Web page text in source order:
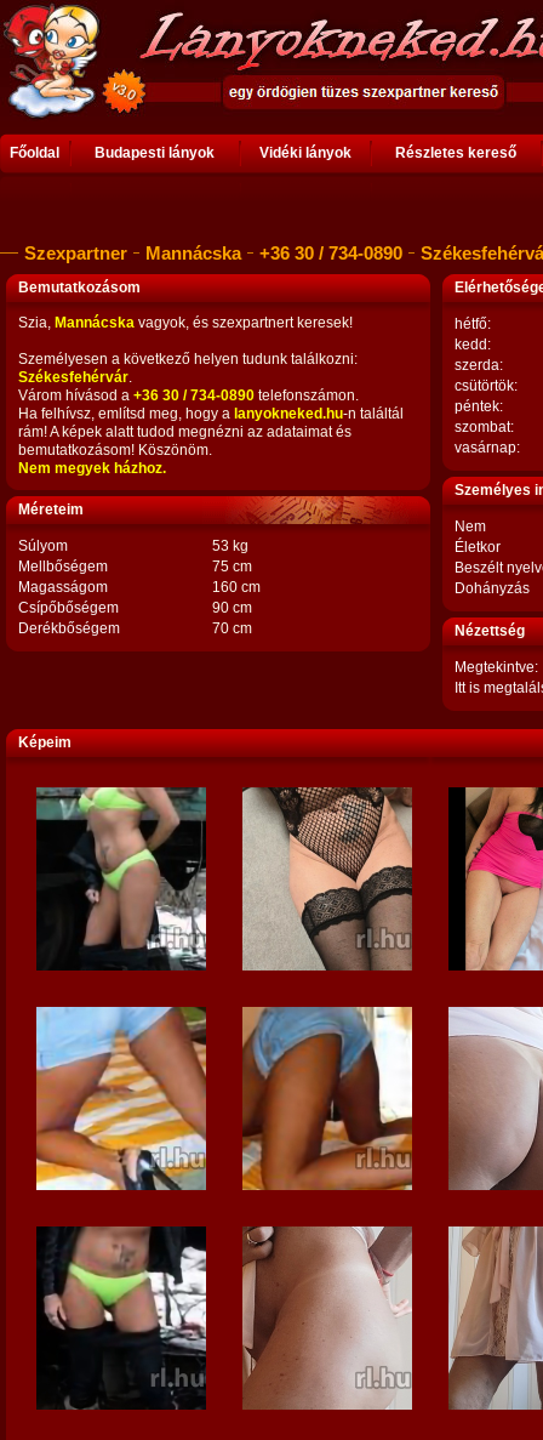
Főoldal Budapesti lányok Vidéki lányok Részletes kereső
Szexpartner Mannácska +36 30 / 734-0890
Bemutatkozásom
Szia, Mannácska vagyok, és szexpartnert keresek!
Személyesen a következő helyen tudunk találkozni:
Székesfehérvár.
Várom hívásod a +36 30 / 734-0890 telefonszámon.
Ha felhívsz, említsd meg, hogy a lanyokneked.hu-n találtál
rám! A képek alatt tudod megnézni az adataimat és
bemutatkozásom! Köszönöm.
Nem megyek házhoz.
Méreteim
Súlyom
53 kg
Mellbőségem
75 cm
Magasságom
160 cm
Csípőbőségem
90 cm
Derékbőségem
70 cm
hétfő:
kedd:
szerda:
csütörtök:
péntek:
szombat:
vasárnap:
Személyes
Nem
Életkor
Beszélt
Dohányzás
Nézettség
Megtekintve:
Itt is
Képeim